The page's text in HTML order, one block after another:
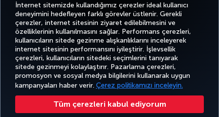
İnternet sitemizde kullandığımız çerezler ideal kullanıcı
deneyimini hedefleyen farklı görevler üstlenir. Gerekli
çerezler, internet sitesinin ziyaret edilebilmesini ve
özelliklerinin kullanılmasını sağlar. Performans çerezleri,
kullanıcıların sitede gezinme alışkanlıklarını inceleyerek
internet sitesinin performansını iyileştirir. İşlevsellik
çerezleri, kullanıcıların sitedeki seçimlerini tanıyarak
sitede gezinmeyi kolaylaştırır. Pazarlama çerezleri,
promosyon ve sosyal medya bilgilerini kullanarak uygun
kampanyaları haber verir. Çerez politikamızı inceleyin.
Tüm çerezleri kabul ediyorum
TwitterFacebook
Instagram
YoutubeLinkedIn
TiktokBlogPinterest
BİLET
AL VE
DENEYİM
FIRSATLAR
VE UÇUŞ
YARDIM MILES&SMILES